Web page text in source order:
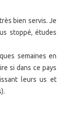
bien servis. Je
stoppé, études
semaines en
si dans ce pays
leurs us et